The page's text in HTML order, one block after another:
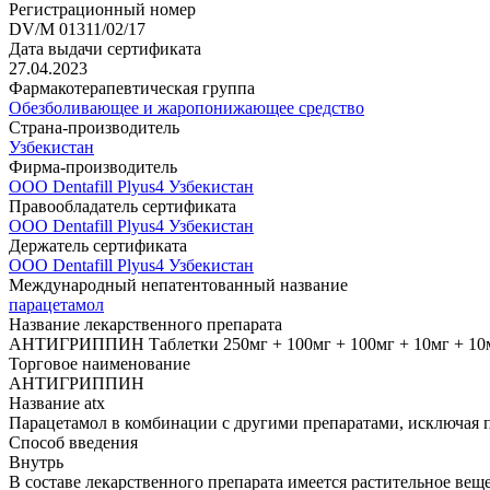
Регистрационный номер
DV/M 01311/02/17
Дата выдачи сертификата
27.04.2023
Фармакотерапевтическая группа
Обезболивающее и жаропонижающее средство
Страна-производитель
Узбекистан
Фирма-производитель
ООО Dentafill Plyus4 Узбекистан
Правообладатель сертификата
ООО Dentafill Plyus4 Узбекистан
Держатель сертификата
ООО Dentafill Plyus4 Узбекистан
Международный непатентованный название
парацетамол
Название лекарственного препарата
АНТИГРИППИН Таблетки 250мг + 100мг + 100мг + 10мг +
Торговое наименование
АНТИГРИППИН
Название atx
Парацетамол в комбинации с другими препаратами, исключая
Способ введения
Внутрь
В составе лекарственного препарата имеется растительное